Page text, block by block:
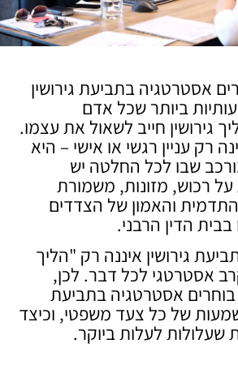
אסטרטגיה בתביעת גירושין
ביותר שכל אדם
גירושין חייב לשאול את עצמו.
רק עניין רגשי או אישי – היא
שבו לכל החלטה יש
רכוש, מזונות, משמורת
והאמון של הצדדים
הדין הרבני.
גירושין איננה רק "הליך
אסטרטגי לכל דבר. לכן,
אסטרטגיה בתביעת
של כל צעד משפטי, וכיצד
שעלולות לעלות ביוקר.